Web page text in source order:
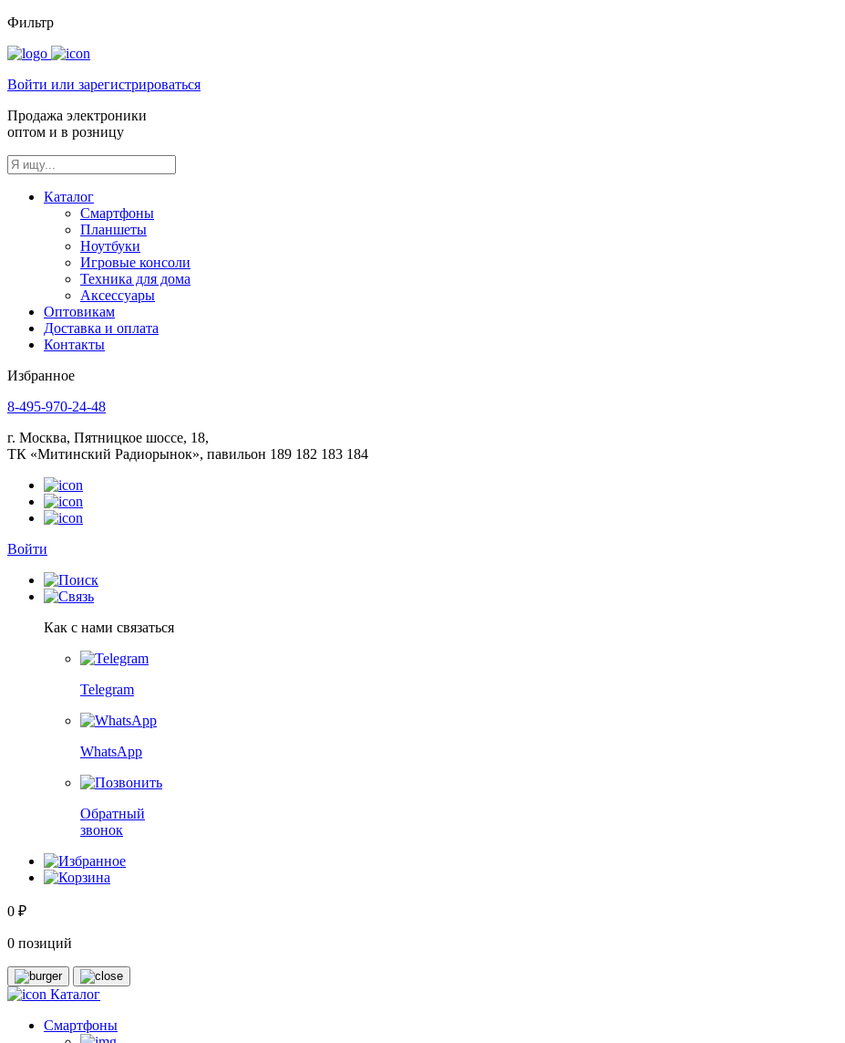
Фильтр
Войти или зарегистрироваться
Продажа электроники
оптом и в розницу
Каталог
Смартфоны
Планшеты
Ноутбуки
Игровые консоли
Техника для дома
Аксессуары
Оптовикам
Доставка и оплата
Контакты
Избранное
8-495-970-24-48
г. Москва, Пятницкое шоссе, 18,
ТК «Митинский Радиорынок», павильон 189 182 183 184
Войти
Как с нами связаться
Telegram
WhatsApp
Обратный
звонок
0 ₽
0 позиций
Каталог
Смартфоны